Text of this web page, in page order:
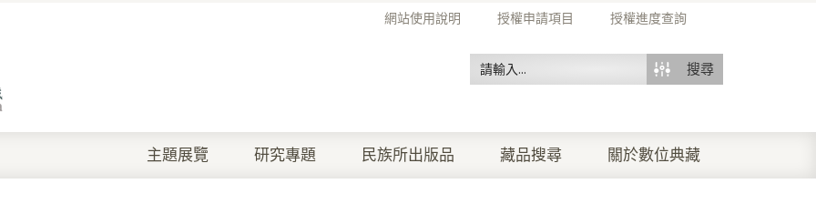
網站使用說明 授權申請項目 授權進度查詢
搜尋
主題展覽 研究專題 民族所出版品 藏品搜尋 關於數位典藏